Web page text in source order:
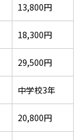
13,800円
18,300円
29,500円
中学校3年
20,800円